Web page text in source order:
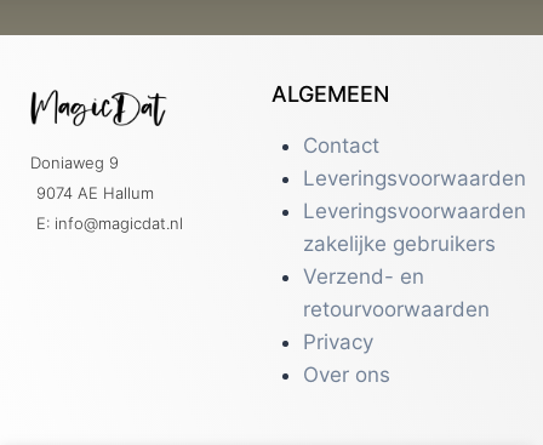
Doniaweg 9
9074 AE Hallum
E: info@magicdat.nl
ALGEMEEN
Contact
Leveringsvoorwaarden
Leveringsvoorwaarden
zakelijke gebruikers
Verzend- en
retourvoorwaarden
Privacy
Over ons